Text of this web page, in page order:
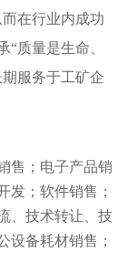
在行业内成功
质量是生命、
服务于工矿企
售；电子产品销
发；软件销售；
、技术转让、技
设备耗材销售；